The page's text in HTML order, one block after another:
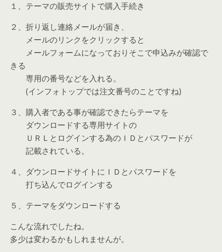
１、テーマの販売サイトで購入手続き
２、折り返し連絡メールが届き、
メールのリンクをクリックすると
メールフォームになっておりそこで申込みが確認で
きる
専用の番号などを入れる。
(インフォトップでは注文番号のことですね)
３、購入者である事が確認できたらテーマを
ダウンロードする専用サイトの
ＵＲＬとログインする為のＩＤとパスワードが
記載されている。
４、ダウンロードサイトにＩＤとパスワードを
打ち込んでログインする
５、テーマをダウンロードする
こんな流れでしたね。
多少は変わるかもしれませんが。